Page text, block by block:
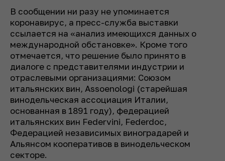
В сообщении ни разу не упоминается
коронавирус, а пресс-служба выставки
ссылается на «анализ имеющихся данных о
международной обстановке». Кроме того
отмечается, что решение было принято в
диалоге с представителями индустрии и
отраслевыми организациями: Союзом
итальянских вин, Assoenologi (старейшая
винодельческая ассоциация Италии,
основанная в 1891 году), федерацией
итальянских вин Federvini, Federdoc,
Федерацией независимых виноградарей и
Альянсом кооперативов в винодельческом
секторе.